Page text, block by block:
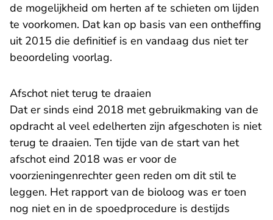
de mogelijkheid om herten af te schieten om lijden
te voorkomen. Dat kan op basis van een ontheffing
uit 2015 die definitief is en vandaag dus niet ter
beoordeling voorlag.
Afschot niet terug te draaien
Dat er sinds eind 2018 met gebruikmaking van de
opdracht al veel edelherten zijn afgeschoten is niet
terug te draaien. Ten tijde van de start van het
afschot eind 2018 was er voor de
voorzieningenrechter geen reden om dit stil te
leggen. Het rapport van de bioloog was er toen
nog niet en in de spoedprocedure is destijds